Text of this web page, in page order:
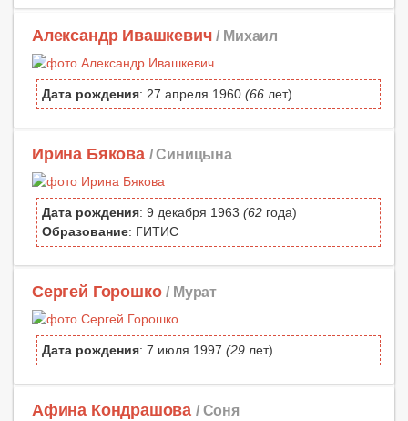
Александр Ивашкевич / Михаил
Дата рождения: 27 апреля 1960 (66 лет)
Ирина Бякова / Синицына
Дата рождения: 9 декабря 1963 (62 года)
Образование: ГИТИС
Сергей Горошко / Мурат
Дата рождения: 7 июля 1997 (29 лет)
Афина Кондрашова / Соня